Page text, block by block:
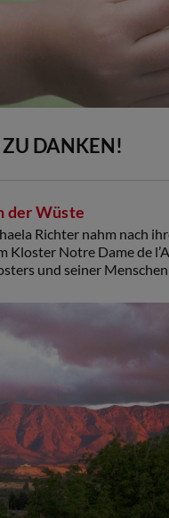
DANKEN!
der Wüste
Richter nahm nach
Kloster Notre Dame de
und seiner